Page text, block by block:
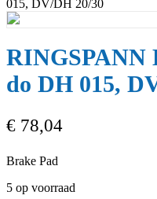
015, DV/DH 20/30
RINGSPANN
do DH 015,
€ 78,04
Brake Pad
5 op voorraad